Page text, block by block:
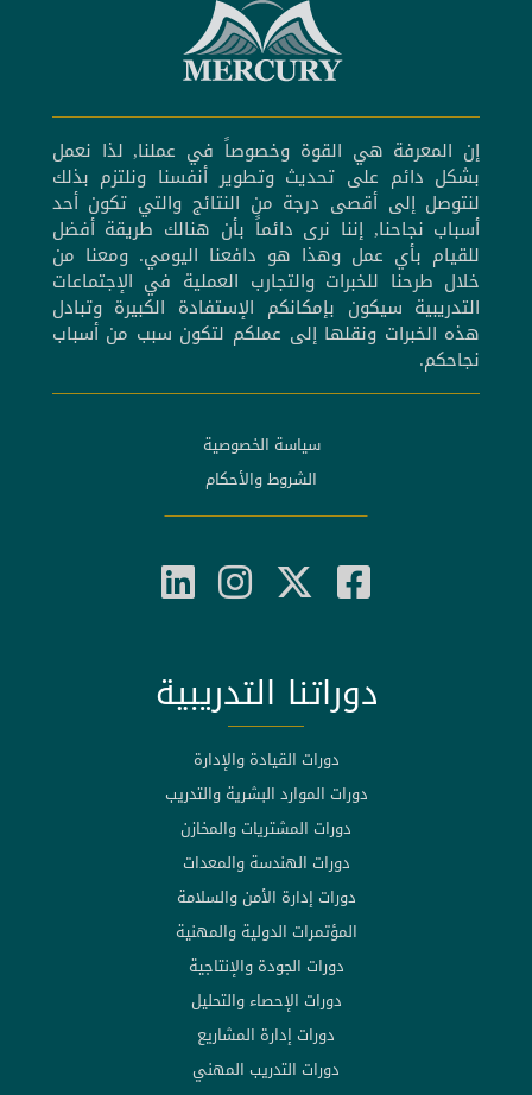
إن المعرفة هي القوة وخصوصاً في عملنا, لذا نعمل
بشكل دائم على تحديث وتطوير أنفسنا ونلتزم بذلك
لنتوصل إلى أقصى درجة من النتائج والتي تكون أحد
أسباب نجاحنا, إننا نرى دائماً بأن هنالك طريقة أفضل
للقيام بأي عمل وهذا هو دافعنا اليومي. ومعنا من
خلال طرحنا للخبرات والتجارب العملية في الإجتماعات
التدريبية سيكون بإمكانكم الإستفادة الكبيرة وتبادل
هذه الخبرات ونقلها إلى عملكم لتكون سبب من أسباب
نجاحكم.
سياسة الخصوصية
الشروط والأحكام
دوراتنا التدريبية
دورات القيادة والإدارة
دورات الموارد البشرية والتدريب
دورات المشتريات والمخازن
دورات الهندسة والمعدات
دورات إدارة الأمن والسلامة
المؤتمرات الدولية والمهنية
دورات الجودة والإنتاجية
دورات الإحصاء والتحليل
دورات إدارة المشاريع
دورات التدريب المهني